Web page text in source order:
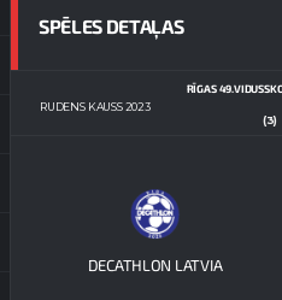
SPĒLES DETAĻAS
RUDENS KAUSS 2023
RĪGAS
(3)
DECATHLON LATVIA